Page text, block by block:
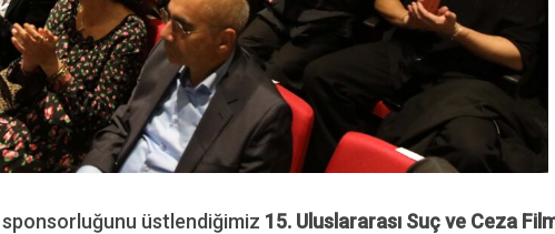
sponsorluğunu üstlendiğimiz 15. Uluslararası Suç ve Ceza